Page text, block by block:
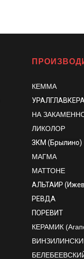
КЕММА
НА
ЛИКОЛОР
ЗКМ (Брылино)
МАГМА
МАТТОНЕ
АЛЬТАИР
РЕВДА
ПОРЕВИТ
КЕРАМИК